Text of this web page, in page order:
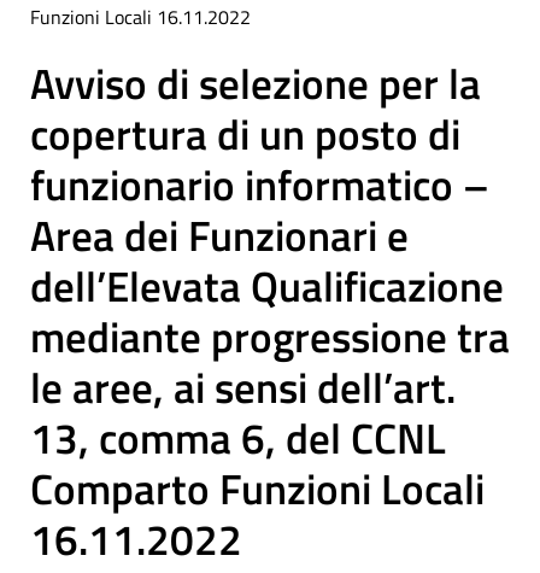
Funzioni Locali 16.11.2022
Avviso di selezione per la
copertura di un posto di
funzionario informatico –
Area dei Funzionari e
dell’Elevata Qualificazione
mediante progressione tra
le aree, ai sensi dell’art.
13, comma 6, del CCNL
Comparto Funzioni Locali
16.11.2022